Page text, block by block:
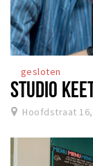
gesloten
STUDIO
Hoofdstraat